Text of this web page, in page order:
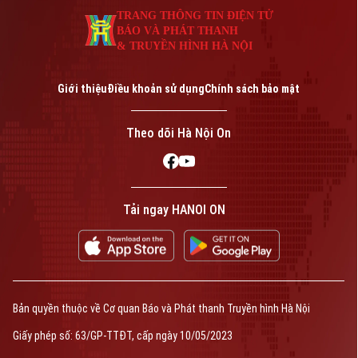
TRANG THÔNG TIN ĐIỆN TỬ
BÁO VÀ PHÁT THANH
& TRUYỀN HÌNH HÀ NỘI
Giới thiệuĐiều khoản sử dụngChính sách bảo mật
Theo dõi Hà Nội On
Tải ngay HANOI ON
Bản quyền thuộc về Cơ quan Báo và Phát thanh Truyền hình Hà Nội
Giấy phép số: 63/GP-TTĐT, cấp ngày 10/05/2023